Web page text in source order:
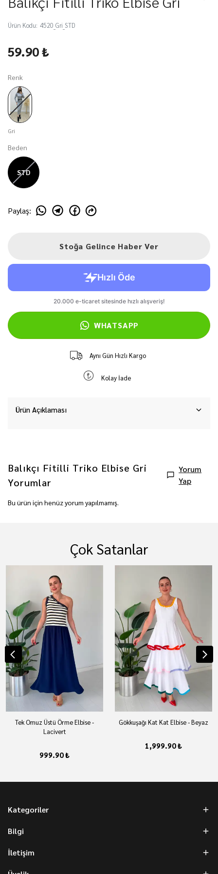
Ürün Kodu: 4520_Gri_STD
59.90 ₺
Renk
Gri
Beden
STD
Paylaş:
Stoğa Gelince Haber Ver
WHATSAPP
Aynı Gün Hızlı Kargo
Kolay İade
Ürün Açıklaması
Balıkçı Fitilli Triko Elbise Gri
Yorumlar
Yorum
Yap
Bu ürün için henüz yorum yapılmamış.
Çok Satanlar
Tek Omuz Üstü Örme Elbise -
Lacivert
999.90 ₺
Gökkuşağı Kat Kat Elbise - Beyaz
1,999.90 ₺
Kategoriler
Bilgi
İletişim